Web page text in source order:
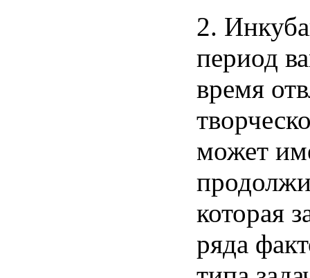
2.
период
время
может
которая
ряда